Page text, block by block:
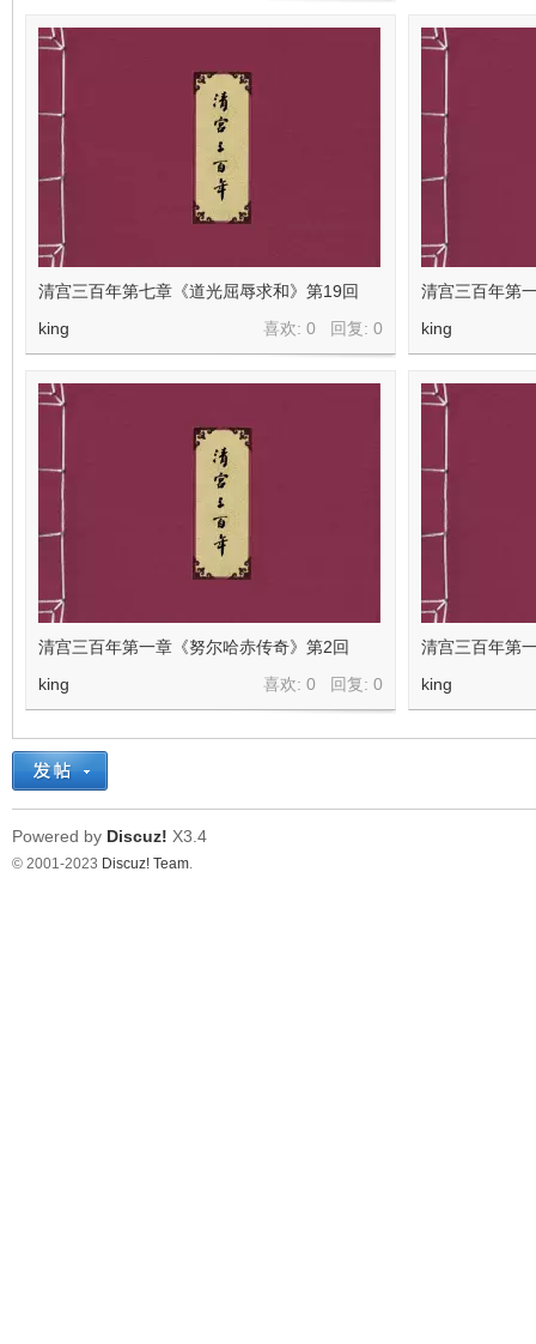
清宫三百年第七章《道光屈辱求和》第19回
喜欢: 0 回复: 0
king
清宫三百年第
king
清宫三百年第一章《努尔哈赤传奇》第2回
喜欢: 0 回复: 0
king
清宫三百年第
king
Powered by Discuz! X3.4
© 2001-2023 Discuz! Team.